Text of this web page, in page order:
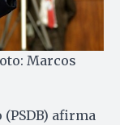
Marcos
afirma